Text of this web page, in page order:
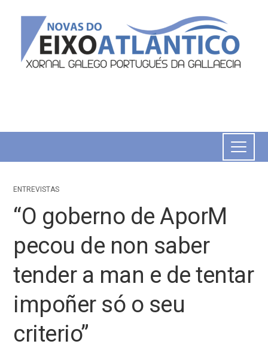
ENTREVISTAS
“O goberno de AporM
pecou de non saber
tender a man e de tentar
impoñer só o seu
criterio”